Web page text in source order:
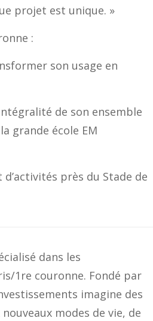
projet est unique. »
:
son usage en
de son ensemble
grande école EM
près du Stade de
dans les
1re couronne. Fondé par
imagine des
modes de vie, de